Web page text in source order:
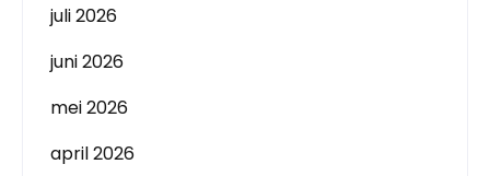
juli 2026
juni 2026
mei 2026
april 2026